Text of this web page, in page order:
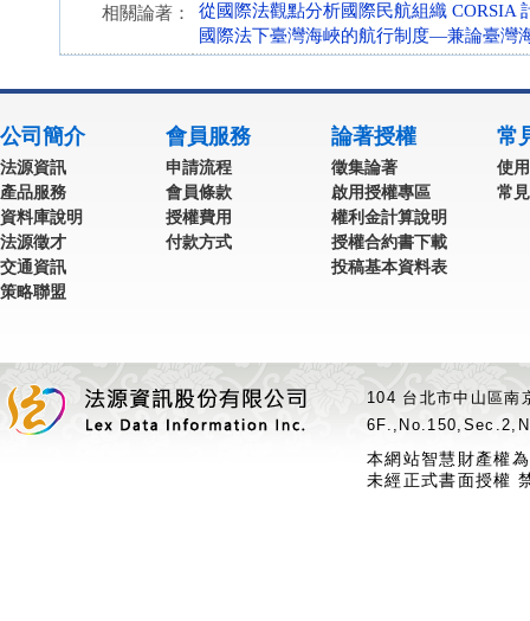
相關論著：
從國際法觀點分析國際民航組織 CORSIA
國際法下臺灣海峽的航行制度—兼論臺灣
公司簡介
法源資訊
產品服務
資料庫說明
法源徵才
交通資訊
策略聯盟
會員服務
申請流程
會員條款
授權費用
付款方式
論著授權
徵集論著
啟用授權專區
權利金計算說明
授權合約書下載
投稿基本資料表
常
使
常
104 台北市中山區
本網站智慧財產權
未經正式書面授權